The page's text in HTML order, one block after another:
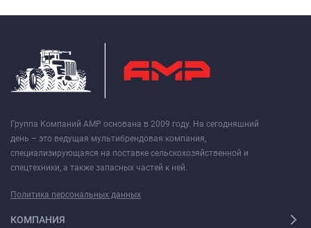
Группа Компаний АМР основана в 2009 году. На сегодняшний
день – это ведущая мультибрендовая компания,
специализирующаяся на поставке сельскохозяйственной и
спецтехники, а также запасных частей к ней.
Политика персональных данных
КОМПАНИЯ